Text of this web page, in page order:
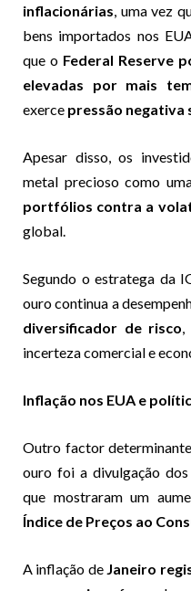
inflacionárias, uma vez
bens importados nos
que o Federal Reserve
elevadas por mais
exerce pressão negativa
Apesar disso, os
metal precioso como
portfólios contra a
global.
Segundo o estratega da
ouro continua a
diversificador de risco,
incerteza comercial e
Inflação nos EUA e
Outro factor
ouro foi a divulgação dos
que mostraram um
Índice de Preços ao
A inflação de Janeiro